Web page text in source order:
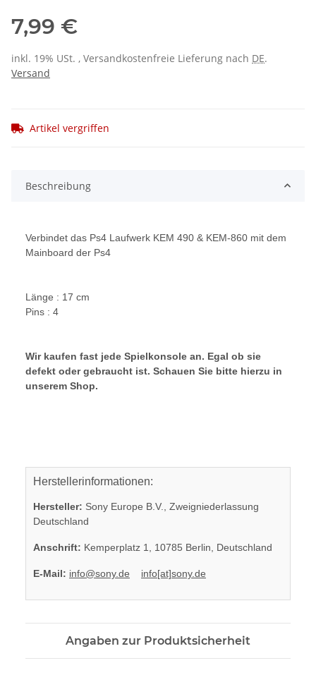
7,99 €
inkl. 19% USt. , Versandkostenfreie Lieferung nach DE.
Versand
Artikel vergriffen
Beschreibung
Verbindet das Ps4 Laufwerk KEM 490 & KEM-860 mit dem
Mainboard der Ps4
Länge : 17 cm
Pins : 4
Wir kaufen fast jede Spielkonsole an. Egal ob sie
defekt oder gebraucht ist. Schauen Sie bitte hierzu in
unserem Shop.
Herstellerinformationen:
Hersteller: Sony Europe B.V., Zweigniederlassung
Deutschland
Anschrift: Kemperplatz 1, 10785 Berlin, Deutschland
E-Mail: info@sony.de info[at]sony.de
Angaben zur Produktsicherheit